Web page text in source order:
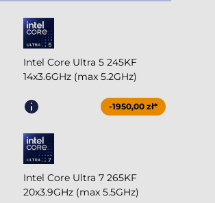
Intel Core Ultra 5 245KF
14x3.6GHz (max 5.2GHz)
-1950,00 zł*
Intel Core Ultra 7 265KF
20x3.9GHz (max 5.5GHz)